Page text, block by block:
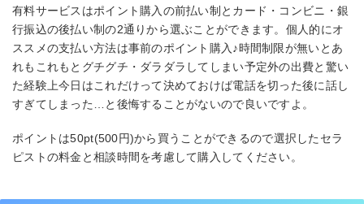
有料サービスはポイント購入の前払い制とカード・コンビニ・銀
行振込の後払い制の2通りから選ぶことができます。個人的にオ
ススメの支払い方法は事前のポイント購入♪時間制限が無いとあ
れもこれもとグチグチ・ダラダラしてしまい予定外の出費と驚い
た経験上今日はこれだけって決めておけば電話を切った後に話し
すぎてしまった…と後悔することがないので良いですよ。
ポイントは50pt(500円)から買うことができるので選択したセラ
ピストの料金と相談時間を考慮して購入してください。